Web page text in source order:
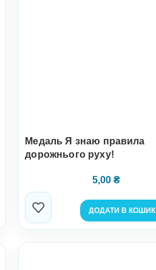
Медаль Я знаю правила
дорожнього руху!
5,00₴
ДОДАТИ В КОШИК